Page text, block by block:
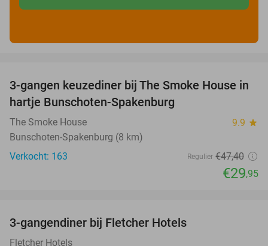
37%
3-gangen keuzediner bij The Smoke House in
hartje Bunschoten-Spakenburg
The Smoke House 9.9 star
Bunschoten-Spakenburg (8 km)
Verkocht: 163
Regulier €47,40
€29,95
3-gangendiner bij Fletcher Hotels
Fletcher Hotels